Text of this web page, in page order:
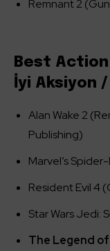
Remnant 2
Best
İyi Aksiyon
Alan Wake 2
Publishing)
Marvel’s
Resident Evil 4
Star Wars Jedi:
The Legend